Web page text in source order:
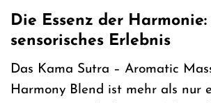
Die Essenz der Harmonie:
sensorisches Erlebnis
Das Kama Sutra – Aromatic
Harmony Blend ist mehr als nur